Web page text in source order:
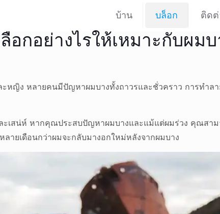
บ้าน บล็อก ติด
อกอย่างไรให้เหมาะกับผมบ
หญิง หลายคนมีปัญหาผมบางทั้งถาวรและชั่วคราว การทำล
สน่ห์ หากคุณประสบปัญหาผมบางและแม้แต่ผมร่วง คุณสาม
ายเดือนกว่าผมจะกลับมางอกใหม่หลังจากผมบาง